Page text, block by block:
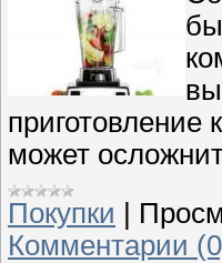
приготовление
может
Покупки
Комментарии